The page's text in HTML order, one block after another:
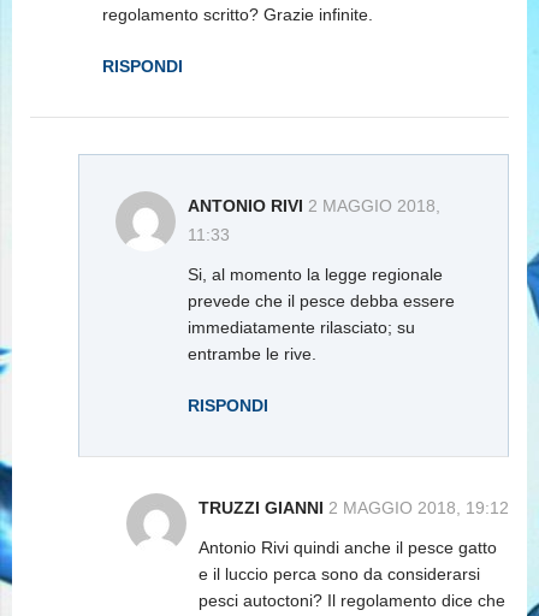
regolamento scritto? Grazie infinite.
RISPONDI
ANTONIO RIVI 2 MAGGIO 2018,
11:33
Si, al momento la legge regionale
prevede che il pesce debba essere
immediatamente rilasciato; su
entrambe le rive.
RISPONDI
TRUZZI GIANNI 2 MAGGIO 2018, 19:12
Antonio Rivi quindi anche il pesce gatto
e il luccio perca sono da considerarsi
pesci autoctoni? Il regolamento dice che